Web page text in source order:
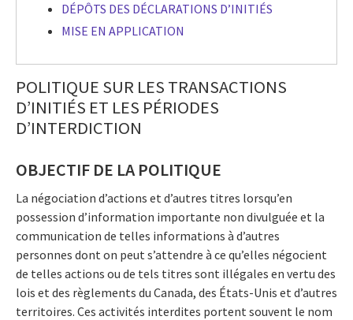
DÉPÔTS DES DÉCLARATIONS D’INITIÉS
MISE EN APPLICATION
POLITIQUE SUR LES TRANSACTIONS
D’INITIÉS ET LES PÉRIODES
D’INTERDICTION
OBJECTIF DE LA POLITIQUE
La négociation d’actions et d’autres titres lorsqu’en
possession d’information importante non divulguée et la
communication de telles informations à d’autres
personnes dont on peut s’attendre à ce qu’elles négocient
de telles actions ou de tels titres sont illégales en vertu des
lois et des règlements du Canada, des États-Unis et d’autres
territoires. Ces activités interdites portent souvent le nom